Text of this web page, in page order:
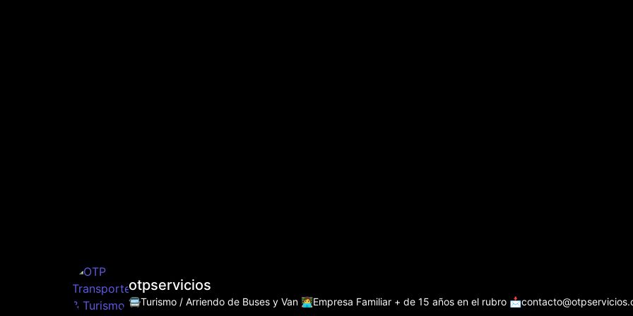
otpservicios
🚍Turismo / Arriendo de Buses y Van 👩‍💻Empresa Familiar + de 15 años en el rubro